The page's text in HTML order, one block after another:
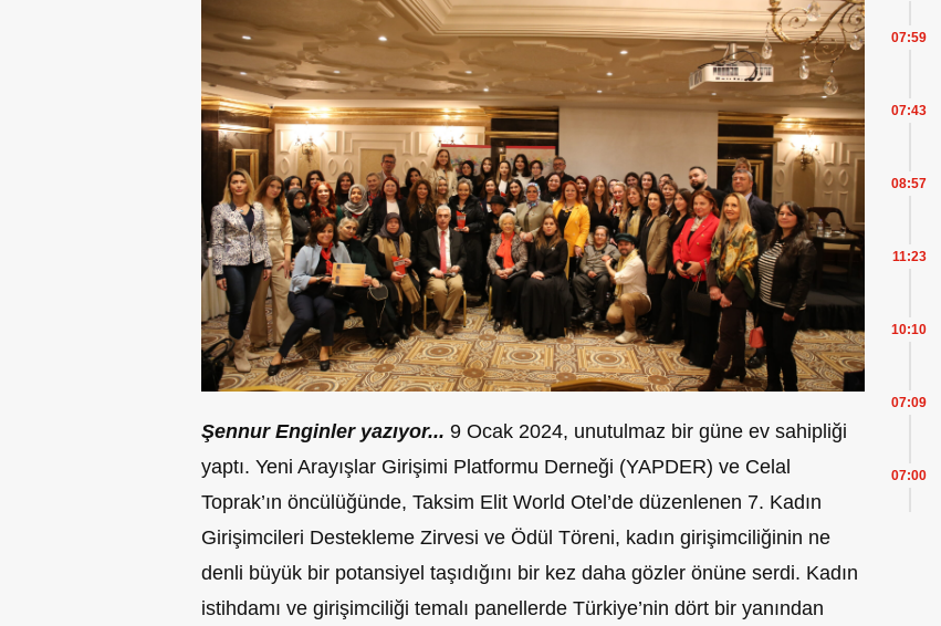
Şennur Enginler yazıyor... 9 Ocak 2024, unutulmaz bir güne ev sahipliği
yaptı. Yeni Arayışlar Girişimi Platformu Derneği (YAPDER) ve Celal
Toprak’ın öncülüğünde, Taksim Elit World Otel’de düzenlenen 7. Kadın
Girişimcileri Destekleme Zirvesi ve Ödül Töreni, kadın girişimciliğinin ne
denli büyük bir potansiyel taşıdığını bir kez daha gözler önüne serdi. Kadın
istihdamı ve girişimciliği temalı panellerde Türkiye’nin dört bir yanından
07:59
07:43
08:57
11:23
10:10
07:09
07:00